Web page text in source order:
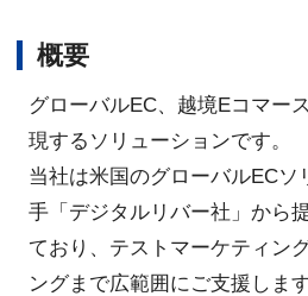
概要
グローバルEC、越境Eコマー
現するソリューションです。
当社は米国のグローバルECソ
手「デジタルリバー社」から
ており、テストマーケティン
ングまで広範囲にご支援します